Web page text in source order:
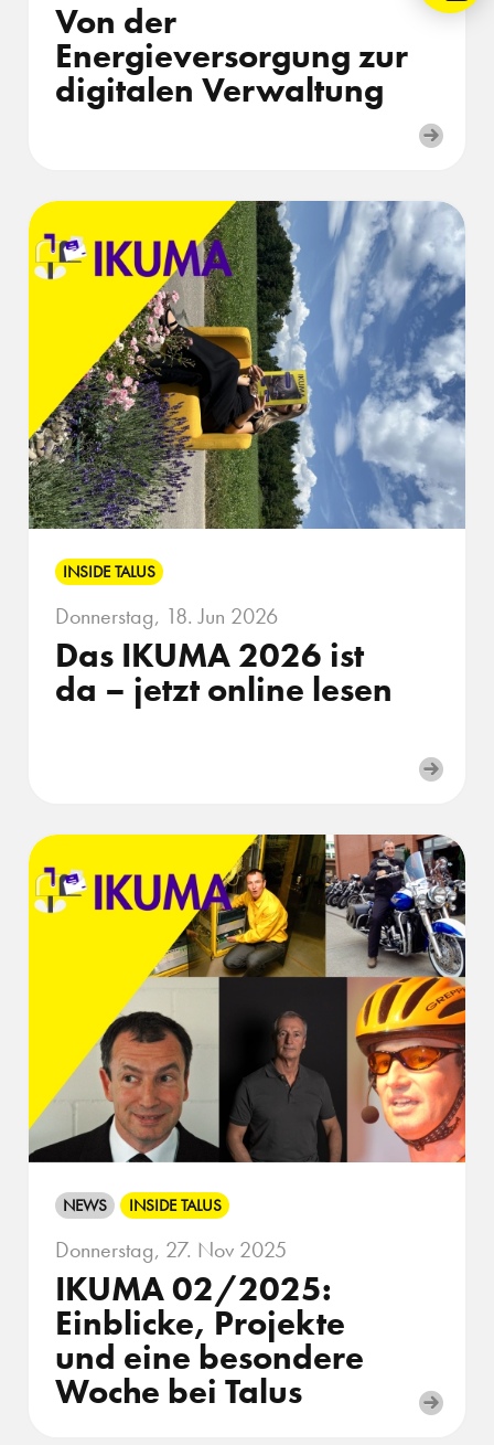
Von der
Energieversorgung zur
digitalen Verwaltung
INSIDE TALUS
Donnerstag, 18. Jun 2026
Das IKUMA 2026 ist
da – jetzt online lesen
NEWS INSIDE TALUS
Donnerstag, 27. Nov 2025
IKUMA 02/2025:
Einblicke, Projekte
und eine besondere
Woche bei Talus